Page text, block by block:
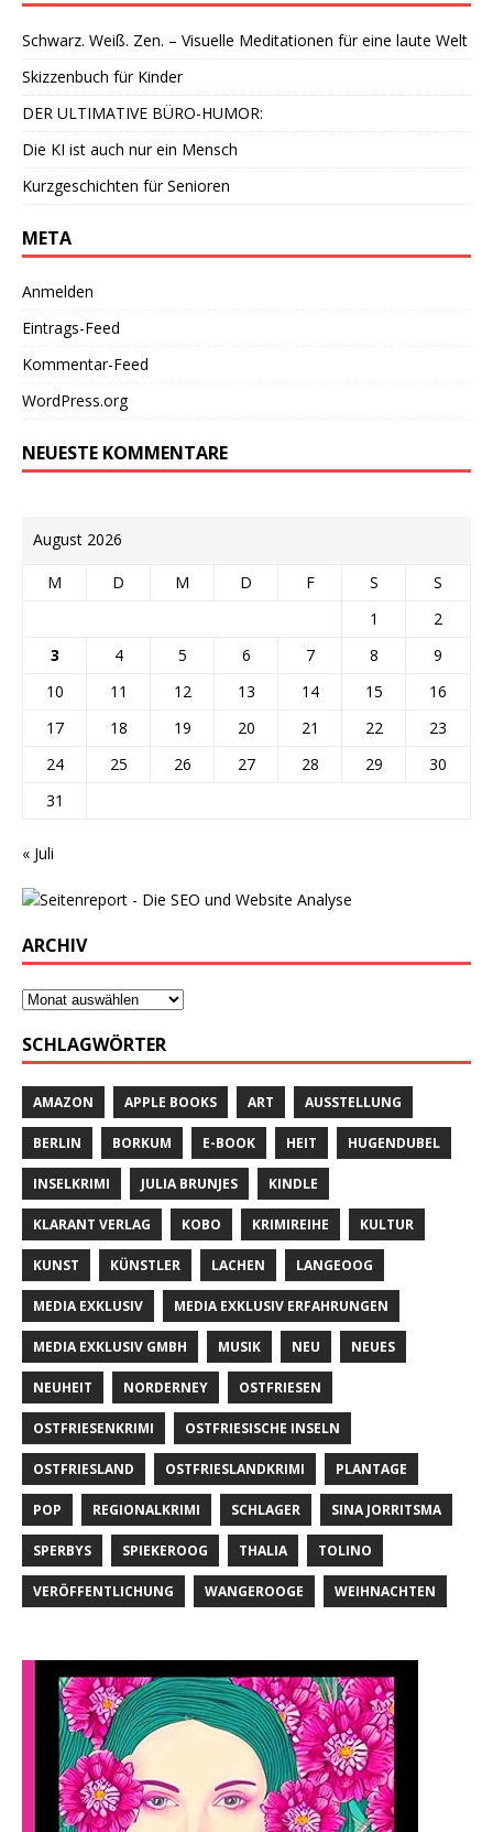
Schwarz. Weiß. Zen. – Visuelle Meditationen für eine laute Welt
Skizzenbuch für Kinder
DER ULTIMATIVE BÜRO-HUMOR:
Die KI ist auch nur ein Mensch
Kurzgeschichten für Senioren
META
Anmelden
Eintrags-Feed
Kommentar-Feed
WordPress.org
NEUESTE KOMMENTARE
August 2026
M D M D F S
S
1
2
3
4 5 6 7 8
9
10
11 12 13 14 15
16
17
18 19 20 21 22
23
24
25 26 27 28 29
30
31
« Juli
ARCHIV
SCHLAGWÖRTER
AMAZON APPLE BOOKS ART AUSSTELLUNG
BERLIN BORKUM E-BOOK HEIT HUGENDUBEL
INSELKRIMI JULIA BRUNJES KINDLE
KLARANT VERLAG KOBO KRIMIREIHE KULTUR
KUNST KÜNSTLER LACHEN LANGEOOG
MEDIA EXKLUSIV MEDIA EXKLUSIV ERFAHRUNGEN
MEDIA EXKLUSIV GMBH MUSIK NEU NEUES
NEUHEIT NORDERNEY OSTFRIESEN
OSTFRIESENKRIMI OSTFRIESISCHE INSELN
OSTFRIESLAND OSTFRIESLANDKRIMI PLANTAGE
POP REGIONALKRIMI SCHLAGER SINA JORRITSMA
SPERBYS SPIEKEROOG THALIA TOLINO
VERÖFFENTLICHUNG WANGEROOGE WEIHNACHTEN